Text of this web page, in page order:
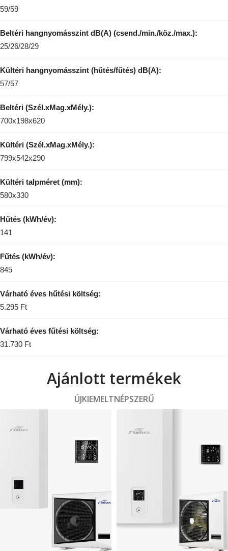
59/59
Beltéri hangnyomásszint dB(A) (csend./min./köz./max.):
25/26/28/29
Kültéri hangnyomásszint (hűtés/fűtés) dB(A):
57/57
Beltéri (Szél.xMag.xMély.):
700x198x620
Kültéri (Szél.xMag.xMély.):
799x542x290
Kültéri talpméret (mm):
580x330
Hűtés (kWh/év):
141
Fűtés (kWh/év):
845
Várható éves hűtési költség:
5.295 Ft
Várható éves fűtési költség:
31.730 Ft
Ajánlott termékek
ÚJKIEMELTNÉPSZERŰ